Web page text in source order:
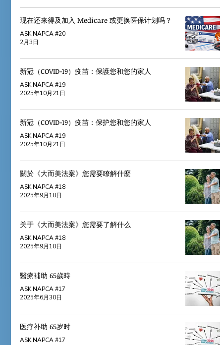
现在还来得及加入 Medicare 或更换医保计划吗？
ASK NAPCA #20
2月3日
新冠（COVID-19）疫苗：保護您和您的家人
ASK NAPCA #19
2025年10月21日
新冠（COVID-19）疫苗：保护您和您的家人
ASK NAPCA #19
2025年10月21日
關於《大而美法案》您需要瞭解什麼
ASK NAPCA #18
2025年9月10日
关于《大而美法案》您需要了解什么
ASK NAPCA #18
2025年9月10日
醫療補助 65歲時
ASK NAPCA #17
2025年6月30日
医疗补助 65岁时
ASK NAPCA #17